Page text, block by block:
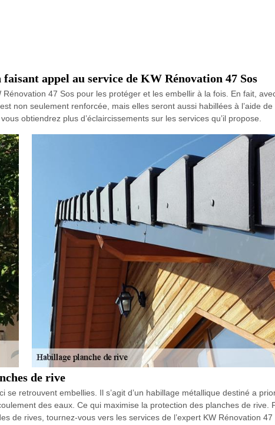
appel au service de KW Rénovation 47 Sos
47 Sos pour les protéger et les embellir à la fois. En fait,
non seulement renforcée, mais elles seront aussi habillées à l’aide
obtiendrez plus d’éclaircissements sur les services qu’il propose.
de rive
retrouvent embellies. Il s’agit d’un habillage métallique destiné a
des eaux. Ce qui maximise la protection des planches de rive.
de rives, tournez-vous vers les services de l’expert KW Rénovation 47